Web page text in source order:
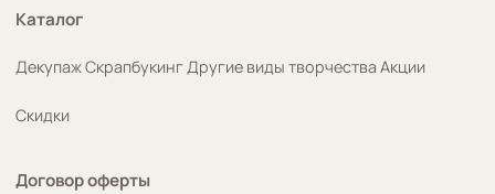
Каталог
ДекупажСкрапбукингДругие виды творчества Акции
Скидки
Договор оферты